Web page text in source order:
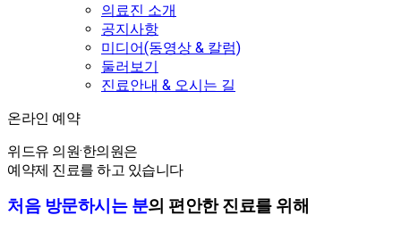
의료진 소개
공지사항
미디어(동영상 & 칼럼)
둘러보기
진료안내 & 오시는 길
온라인 예약
온라인 예약
위드유 의원·한의원은
예약제 진료를 하고 있습니다
처음 방문하시는 분의 편안한 진료를 위해